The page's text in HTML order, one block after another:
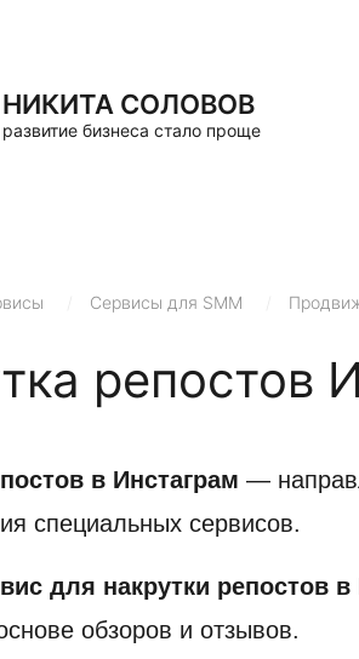
НИКИТА СОЛОВОВ
развитие бизнеса стало проще
Сервисы для SMM
репостов
в Инстаграм —
специальных сервисов.
для накрутки репостов
обзоров и отзывов.